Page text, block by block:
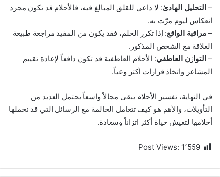
– التحليل الهادئ: لا داعي للقلق المبالغ فيه، فالأحلام قد تكون مجرد
انعكاس ليوم مرّت به.
– مراقبة الواقع: إذا تكرر الحلم، فقد يكون من المفيد مراجعة طبيعة
العلاقة مع الشخص المذكور.
– التوازن العاطفي: الأحلام العاطفية قد تكون دافعاً لإعادة تقييم
المشاعر واتخاذ قرارات أكثر وعياً.
في النهاية، تفسير الأحلام يبقى مجالاً واسعاً يحتمل العديد من
التأويلات، والأهم هو كيف تتعامل الحالمة مع الرسائل التي قد تحملها
أحلامها لتعيش حياة أكثر اتزاناً وسعادة.
Post Views: 1٬559